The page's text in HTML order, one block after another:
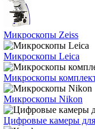
Микроскопы Zeiss
Микроскопы Leica
Микроскопы
Микроскопы Nikon
Цифровые камеры